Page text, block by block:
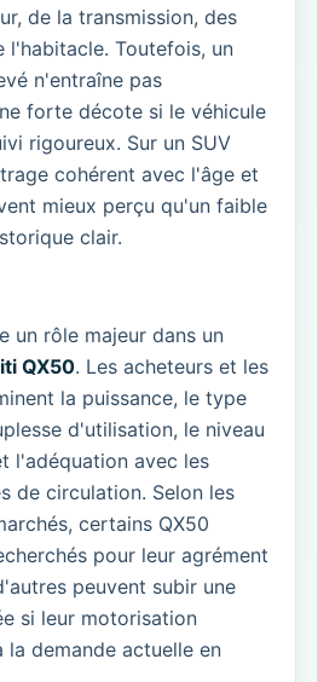
de la transmission, des
l'habitacle. Toutefois, un
n'entraîne pas
forte décote si le véhicule
rigoureux. Sur un SUV
cohérent avec l'âge et
mieux perçu qu'un faible
clair.
un rôle majeur dans un
QX50. Les acheteurs et les
la puissance, le type
d'utilisation, le niveau
l'adéquation avec les
de circulation. Selon les
certains QX50
pour leur agrément
peuvent subir une
si leur motorisation
demande actuelle en